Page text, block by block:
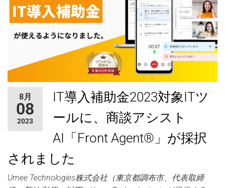
8月
08
2023
IT導入補助金2023対象ITツ
ールに、商談アシスト
AI「Front Agent®」が採択
されました
Umee Technologies株式会社（東京都調布市、代表取締